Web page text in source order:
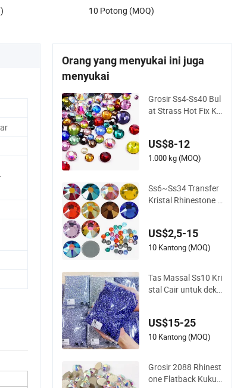
10 Potong (MOQ)
Orang yang menyukai ini juga
menyukai
Grosir Ss4-Ss40 Bul
at Strass Hot Fix Kri
US$8-12
1.000 kg (MOQ)
Ss6~Ss34 Transfer
Kristal Rhinestone F
ntuk Pakaian
US$2,5-15
10 Kantong (MOQ)
Tas Massal Ss10 Kri
stal Cair untuk deko
US$15-25
10 Kantong (MOQ)
Grosir 2088 Rhinest
one Flatback Kuku